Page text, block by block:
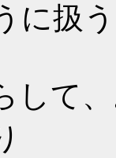
に扱
して